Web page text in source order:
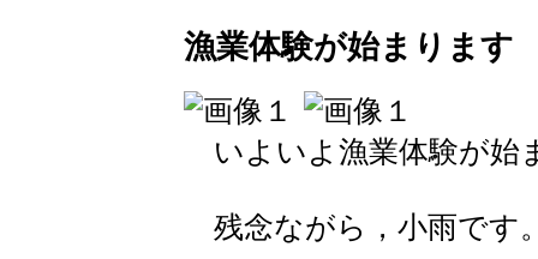
漁業体験が始まります
いよいよ漁業体験が始
残念ながら，小雨です